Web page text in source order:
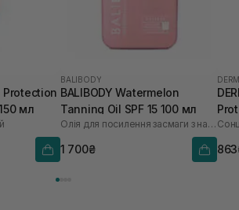
Protection
мл
BALIBODY
BALIBODY Watermelon
Tanning Oil SPF 15 100 мл
Олія для посилення засмаги з насінням кавуна
1 700₴
мл